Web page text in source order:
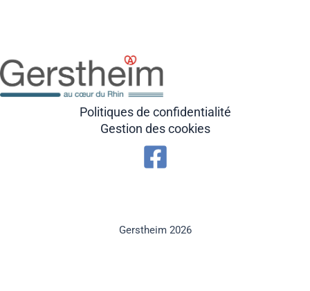
Politiques de confidentialité
Gestion des cookies
Gerstheim 2026